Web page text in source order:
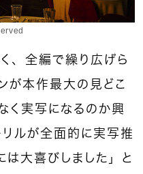
、全編で繰り広げら
が本作最大の見どこ
く実写になるのか興
ルが全面的に実写推
は大喜びしました」と